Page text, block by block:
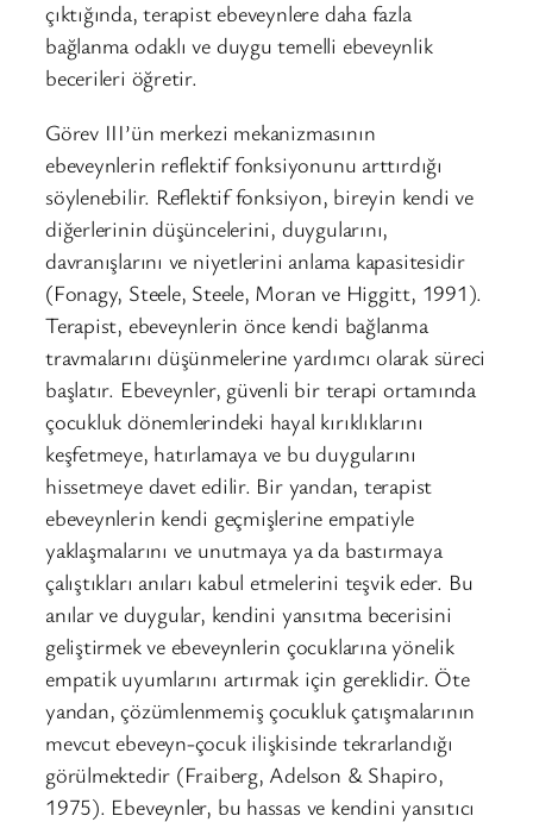
çıktığında, terapist ebeveynlere daha fazla
bağlanma odaklı ve duygu temelli ebeveynlik
becerileri öğretir.
Görev III’ün merkezi mekanizmasının
ebeveynlerin reflektif fonksiyonunu arttırdığı
söylenebilir. Reflektif fonksiyon, bireyin kendi ve
diğerlerinin düşüncelerini, duygularını,
davranışlarını ve niyetlerini anlama kapasitesidir
(Fonagy, Steele, Steele, Moran ve Higgitt, 1991).
Terapist, ebeveynlerin önce kendi bağlanma
travmalarını düşünmelerine yardımcı olarak süreci
başlatır. Ebeveynler, güvenli bir terapi ortamında
çocukluk dönemlerindeki hayal kırıklıklarını
keşfetmeye, hatırlamaya ve bu duygularını
hissetmeye davet edilir. Bir yandan, terapist
ebeveynlerin kendi geçmişlerine empatiyle
yaklaşmalarını ve unutmaya ya da bastırmaya
çalıştıkları anıları kabul etmelerini teşvik eder. Bu
anılar ve duygular, kendini yansıtma becerisini
geliştirmek ve ebeveynlerin çocuklarına yönelik
empatik uyumlarını artırmak için gereklidir. Öte
yandan, çözümlenmemiş çocukluk çatışmalarının
mevcut ebeveyn-çocuk ilişkisinde tekrarlandığı
görülmektedir (Fraiberg, Adelson & Shapiro,
1975). Ebeveynler, bu hassas ve kendini yansıtıcı